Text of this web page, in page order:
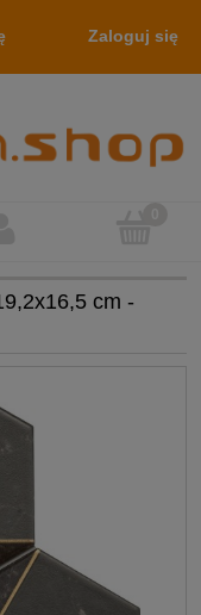
Zaloguj się
cm -